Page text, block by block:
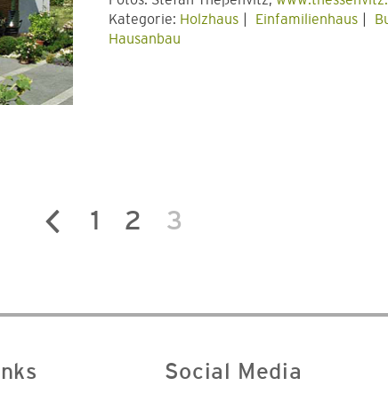
Kategorie: Holzhaus Einfamilienhaus
Hausanbau
1 2 3
Social Media